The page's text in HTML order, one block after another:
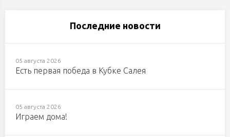
Последние новости
05 августа 2026
Есть первая победа в Кубке Салея
05 августа 2026
Играем дома!